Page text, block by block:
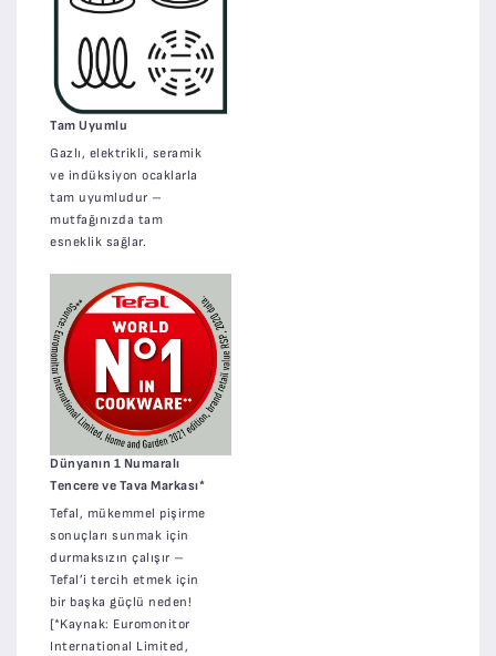
Tam Uyumlu
Gazlı, elektrikli, seramik
ve indüksiyon ocaklarla
tam uyumludur –
mutfağınızda tam
esneklik sağlar.
Dünyanın 1 Numaralı
Tencere ve Tava Markası*
Tefal, mükemmel pişirme
sonuçları sunmak için
durmaksızın çalışır –
Tefal’i tercih etmek için
bir başka güçlü neden!
[*Kaynak: Euromonitor
International Limited,